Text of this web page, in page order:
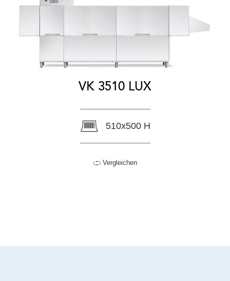
VK 3510 LUX
510x500 H
Vergleichen